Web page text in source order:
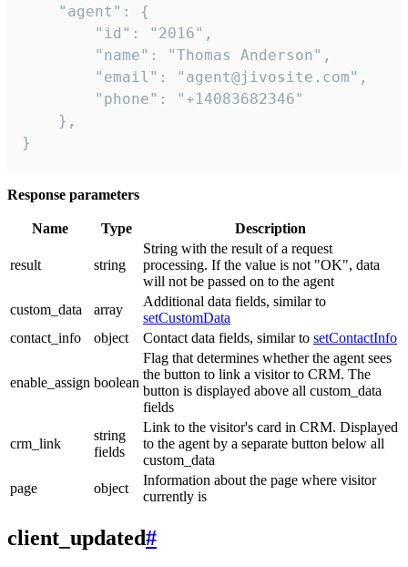
    "agent": {
        "id": "2016",
        "name": "Thomas Anderson",
        "email": "agent@jivosite.com",
        "phone": "+14083682346"
    },
}
Response parameters
Name Type Description
result string
String with the result of a request
processing. If the value is not "OK", data
will not be passed on to the agent
custom_data
array
Additional data fields, similar to
setCustomData
contact_info
object Contact data fields, similar to setContactInfo
enable_assign boolean
Flag that determines whether the agent sees
the button to link a visitor to CRM. The
button is displayed above all custom_data
fields
crm_link
string
fields
Link to the visitor's card in CRM. Displayed
to the agent by a separate button below all
custom_data
page
object
Information about the page where visitor
currently is
client_updated#